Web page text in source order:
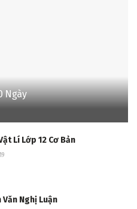
Ngày
Lí Lớp 12 Cơ Bản
Văn Nghị Luận